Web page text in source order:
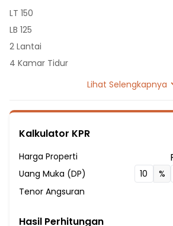
LT 150
LB 125
2 Lantai
4 Kamar Tidur
Sumber Air PDAM
Hadap Utara
7 menit ke Sekolah Menengah Atas
15 menit ke SD Maria
20 menit ke SDN Bambu Apus 01
Lihat Selengkapnya
Kalkulator KPR
Harga Properti
Uang Muka (DP)
%
Tenor Angsuran
Hasil Perhitungan